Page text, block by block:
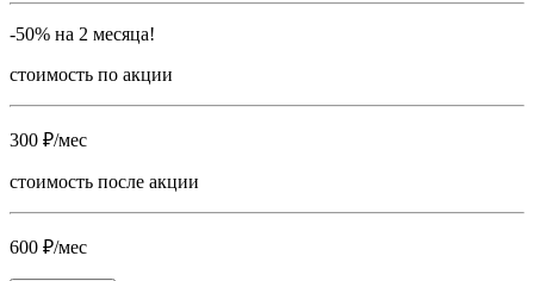
-50% на 2 месяца!
стоимость по акции
300 ₽/мес
стоимость после акции
600 ₽/мес